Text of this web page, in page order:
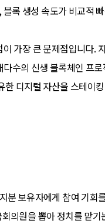
록 생성 속도가 비교적
가장 큰 문제점입니다.
수의 신생 블록체인 프
한 디지털 자산을 스테이킹
분 보유자에게 참여 기회
의원을 뽑아 정치를 맡기